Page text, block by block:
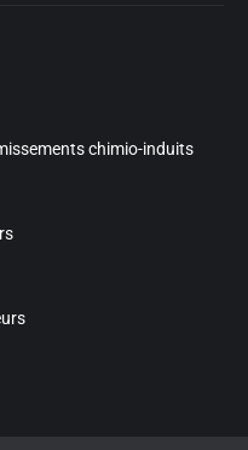
chimio-induits